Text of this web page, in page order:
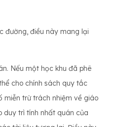
đường, điều này mang lại
Nếu một học khu đã phê
cho chính sách quy tắc
miễn trừ trách nhiệm về giáo
duy trì tính nhất quán của